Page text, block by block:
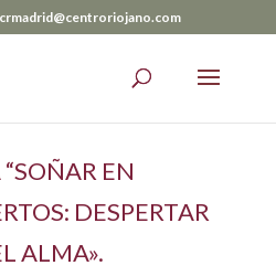
crmadrid@centroriojano.com
EN
DESPERTAR
ALMA».